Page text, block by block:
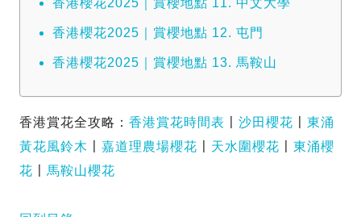
香港櫻花2025｜賞櫻地點 11. 中文大學
香港櫻花2025｜賞櫻地點 12. 屯門
香港櫻花2025｜賞櫻地點 13. 馬鞍山
香港賞花全攻略： 香港賞花時間表 沙田櫻花
東涌
黃花風鈴木
嘉道理農場櫻花 天水圍櫻花
東涌櫻
花
馬鞍山櫻花